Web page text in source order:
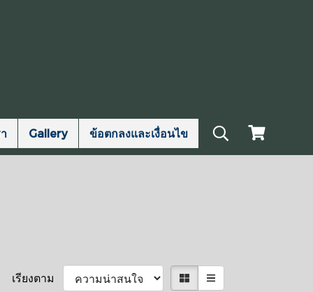
Gallery ข้อตกลงและเงื่อนไข
เรียงตาม